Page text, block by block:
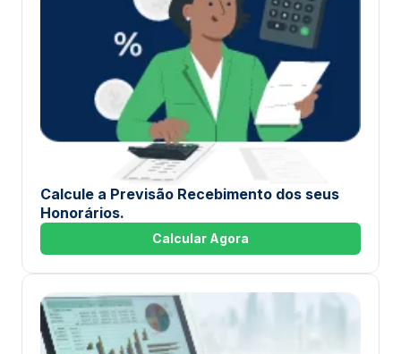
Calcule a Previsão Recebimento dos seus
Honorários.
Calcular Agora